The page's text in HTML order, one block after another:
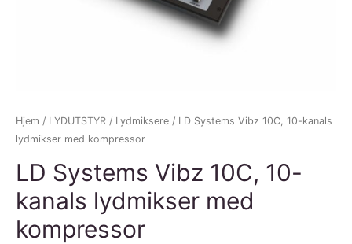
Hjem / LYDUTSTYR / Lydmiksere / LD Systems Vibz 10C, 10-kanals
lydmikser med kompressor
LD Systems Vibz 10C, 10-
kanals lydmikser med
kompressor